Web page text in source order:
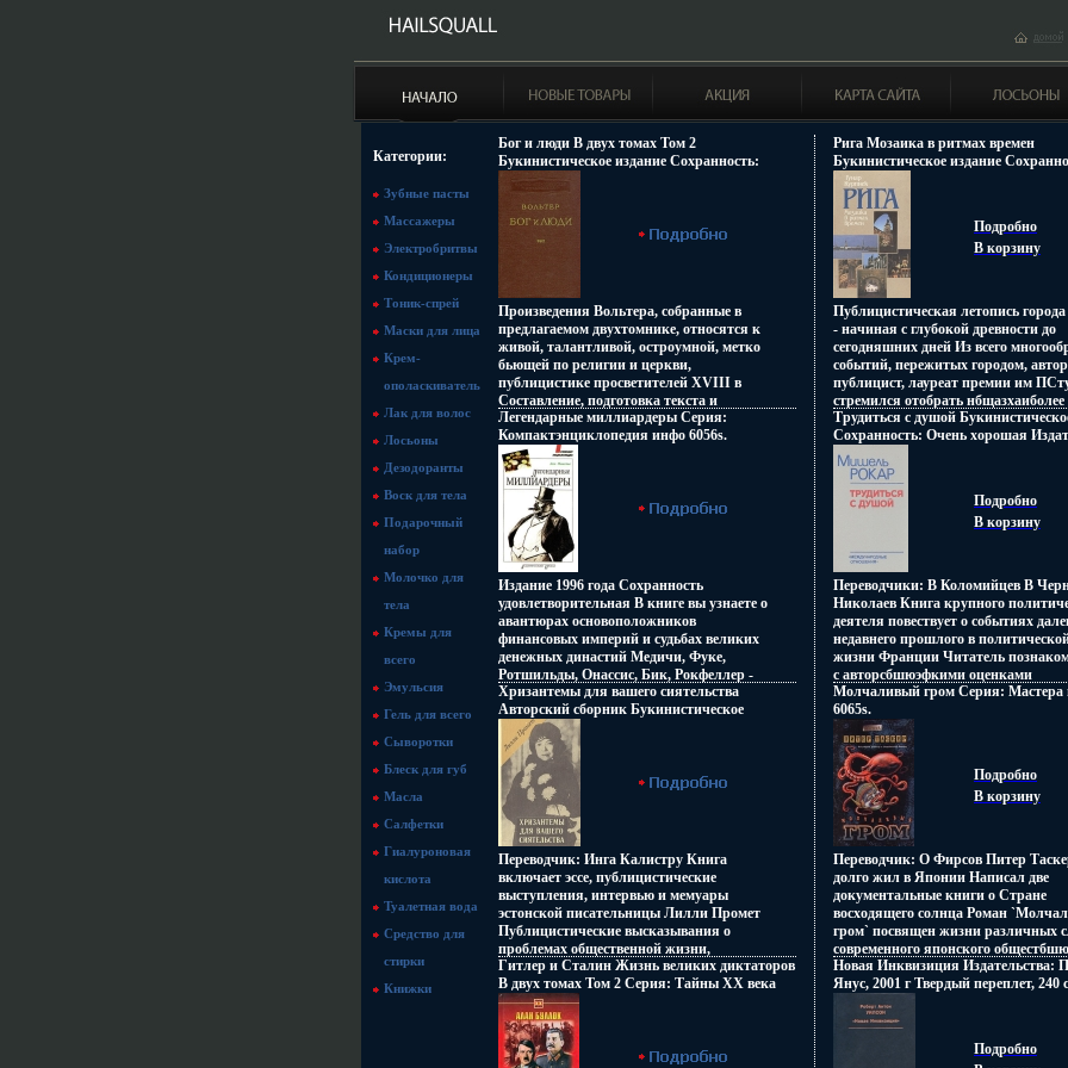
Категории:
Зубные пасты
Массажеры
Электробритвы
Кондиционеры
Тоник-спрей
Маски для лица
Крем-
ополаскиватель
Лак для волос
Лосьоны
Дезодоранты
Воск для тела
Подарочный
набор
Молочко для
тела
Кремы для
всего
Эмульсия
Гель для всего
Сыворотки
Блеск для губ
Масла
Салфетки
Гиалуроновая
кислота
Туалетная вода
Средство для
стирки
Книжки
Бог и люди В двух томах Том 2
Букинистическое издание Сохранность:
Хорошая Издательство: Издательство
Академии Наук СССР, 1961 г Твердый
переплет, 426 стр Формат: 84x108/12
(~270x275 мм) инфо 6052s.
Произведения Вольтера, собранные в
предлагаемом двухтомнике, относятся к
живой, талантливой, остроумной, метко
бьющей по религии и церкви,
публицистике просветителей XVIII в
Составление, подготовка текста и
рбщащиедакция перевода АС
Варшавского и ЕГЭткинда.
Легендарные миллиардеры Серия:
Компактэнциклопедия инфо 6056s.
Издание 1996 года Сохранность
удовлетворительная В книге вы узнаете о
авантюрах основоположников
финансовых империй и судьбах великих
денежных династий Медичи, Фуке,
Ротшильды, Онассис, Бик, Рокфеллер -
мифбшюэты, окружающие олимпийцев
Фортуны, превращают этих богачей в
существа бех правил и законов Автор
Ален Монестье.
Хризантемы для вашего сиятельства
Авторский сборник Букинистическое
издание Сохранность: Хорошая
Издательство: Ээсти раамат, 1989 г Твердый
переплет, 328 стр ISBN 5-450-00268-8 Тираж:
6000 экз Формат: 84x108/32 (~130х205 мм)
инфо 6062s.
Переводчик: Инга Калистру Книга
включает эссе, публицистические
выступления, интервью и мемуары
эстонской писательницы Лилли Промет
Публицистические высказывания о
проблемах общественной жизни,
литерабшюыцтуры и искусства
отличаются мягким лиризмом,
живописной деталью, ненавязчивым
юмором Автор Лилли Промет.
Гитлер и Сталин Жизнь великих диктаторов
В двух томах Том 2 Серия: Тайны XX века
инфо 6071s.
Рига Мозаика в ритмах времен
Букинистическое издание
Хорошая Издательство: Авотс, 1986 г
Твердый переплет, 356 стр Тираж:
Формат: 60x108/16 инфо 6055s.
Подробно
В корзину
Публицистическая летопись
- начиная с глубокой древности до
сегодняшних дней Из всего
событий, пережитых городом,
публицист, лауреат премии им
стремился отобрать нбщазхаиболее
характерные, подать их через
своего воспитания Автор Гунар
Трудиться с душой
Сохранность: Очень хорошая
Международные отношения, 1990 г
переплет, 344 стр ISBN 5-7133-
30000 экз Формат: 84x108/32
инфо 6057s.
Подробно
В корзину
Переводчики: В Коломийцев В
Николаев Книга крупного
деятеля повествует о событиях
недавнего прошлого в
жизни Франции Читатель
с авторсбшюэфкими оценками
особенностей функционирования
политической системы, с его
повседневную Францию,
сквозь призму собственной
Необычна форма книги, вторую
которой занимает своеобразный
политический словарь Разработка и
подготовкавзжця словаря
свидетельствуют о яркой и
личности автора Для широкого
читателей Перевод с французского
М Рокар.
Молчаливый гром Серия: Мастера
6065s.
Подробно
В корзину
Переводчик: О Фирсов Питер
долго жил в Японии Написал две
документальные книги о Стране
восходящего солнца Роман
гром` посвящен жизни различных
современного японского
Автор Питер Таскер Peter Tasker.
Новая Инквизиция Издательства:
Янус, 2001 г Твердый переплет, 240
5-7101-0073-0 Тираж: 4000 экз
84x108/32 (~130х205 мм) инфо 6072s.
Подробно